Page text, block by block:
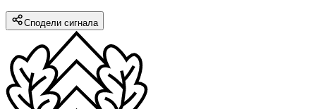
Сподели сигнала